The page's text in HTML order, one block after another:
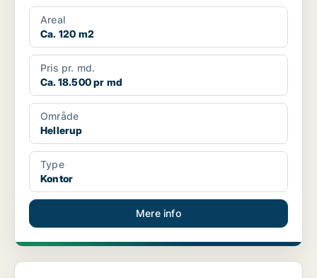
Areal
Ca. 120 m2
Pris pr. md.
Ca. 18.500 pr md
Område
Hellerup
Type
Kontor
Mere info
Kontor i Hellerup